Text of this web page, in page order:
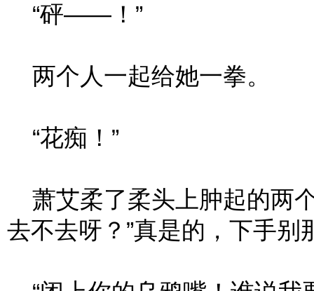
“砰——！”
两个人一起给她一拳。
“花痴！”
萧艾柔了柔头上肿起的两
去不去呀？”真是的，下手别